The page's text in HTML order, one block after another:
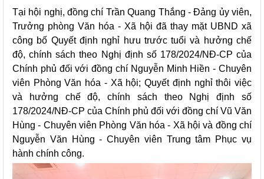
Tại hội nghị, đồng chí Trần Quang Thắng - Đảng ủy viên,
Trưởng phòng Văn hóa - Xã hội đã thay mặt UBND xã
công bố Quyết định nghỉ hưu trước tuổi và hưởng chế
độ, chính sách theo Nghị định số 178/2024/NĐ-CP của
Chính phủ đối với đồng chí Nguyễn Minh Hiền - Chuyên
viên Phòng Văn hóa - Xã hội; Quyết định nghỉ thôi việc
và hưởng chế độ, chính sách theo Nghị định số
178/2024/NĐ-CP của Chính phủ đối với đồng chí Vũ Văn
Hùng - Chuyên viên Phòng Văn hóa - Xã hội và đồng chí
Nguyễn Văn Hùng - Chuyên viên Trung tâm Phục vụ
hành chính công.